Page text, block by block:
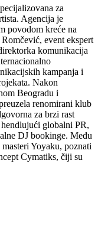
za
Agencija je
povodom kreće na
event ekspert
komunikacija
kampanja i
Nakon
Beogradu i
renomirani klub
za brzi rast
globalni PR,
DJ bookinge. Među
Yoyaku, poznati
Cymatiks, čiji su